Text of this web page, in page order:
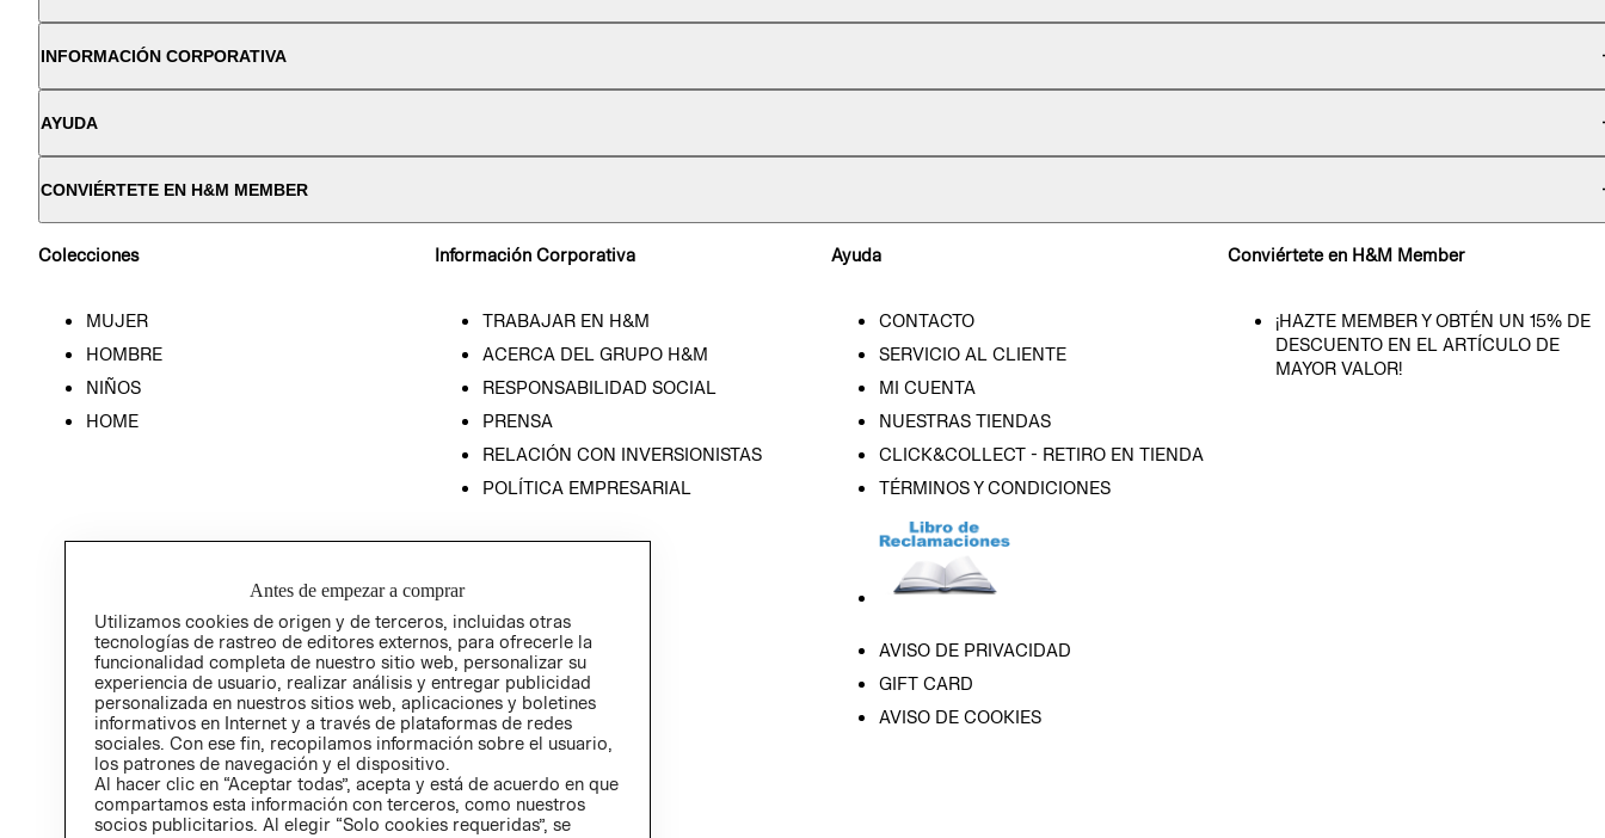
INFORMACIÓN CORPORATIVA
AYUDA
CONVIÉRTETE EN H&M MEMBER
Colecciones
MUJER
HOMBRE
NIÑOS
HOME
Información Corporativa
TRABAJAR EN H&M
ACERCA DEL GRUPO H&M
RESPONSABILIDAD SOCIAL
PRENSA
RELACIÓN CON INVERSIONISTAS
POLÍTICA EMPRESARIAL
Ayuda
CONTACTO
SERVICIO AL CLIENTE
MI CUENTA
NUESTRAS TIENDAS
CLICK&COLLECT - RETIRO EN TIENDA
TÉRMINOS Y CONDICIONES
AVISO DE PRIVACIDAD
GIFT CARD
AVISO DE COOKIES
Conviértete en H&M Member
¡HAZTE MEMBER Y OBTÉN UN 15% DE
DESCUENTO EN EL ARTÍCULO DE
MAYOR VALOR!
Antes de empezar a comprar
Utilizamos cookies de origen y de terceros, incluidas otras
tecnologías de rastreo de editores externos, para ofrecerle la
funcionalidad completa de nuestro sitio web, personalizar su
experiencia de usuario, realizar análisis y entregar publicidad
personalizada en nuestros sitios web, aplicaciones y boletines
informativos en Internet y a través de plataformas de redes
sociales. Con ese fin, recopilamos información sobre el usuario,
los patrones de navegación y el dispositivo.
Al hacer clic en “Aceptar todas”, acepta y está de acuerdo en que
compartamos esta información con terceros, como nuestros
socios publicitarios. Al elegir “Solo cookies requeridas”, se